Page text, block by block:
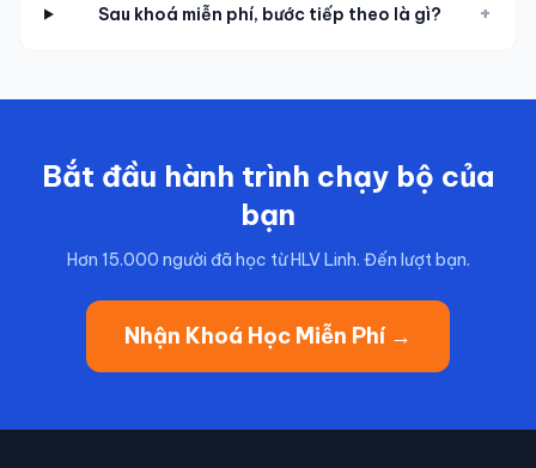
Sau khoá miễn phí, bước tiếp theo là gì? +
Bắt đầu hành trình chạy bộ của
bạn
Hơn 15.000 người đã học từ HLV Linh. Đến lượt bạn.
Nhận Khoá Học Miễn Phí →